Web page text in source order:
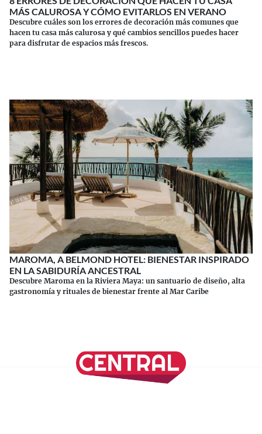
MÁS CALUROSA Y CÓMO EVITARLOS EN VERANO
Descubre cuáles son los errores de decoración más comunes que
hacen tu casa más calurosa y qué cambios sencillos puedes hacer
para disfrutar de espacios más frescos.
MAROMA, A BELMOND HOTEL: BIENESTAR INSPIRADO
EN LA SABIDURÍA ANCESTRAL
Descubre Maroma en la Riviera Maya: un santuario de diseño, alta
gastronomía y rituales de bienestar frente al Mar Caribe